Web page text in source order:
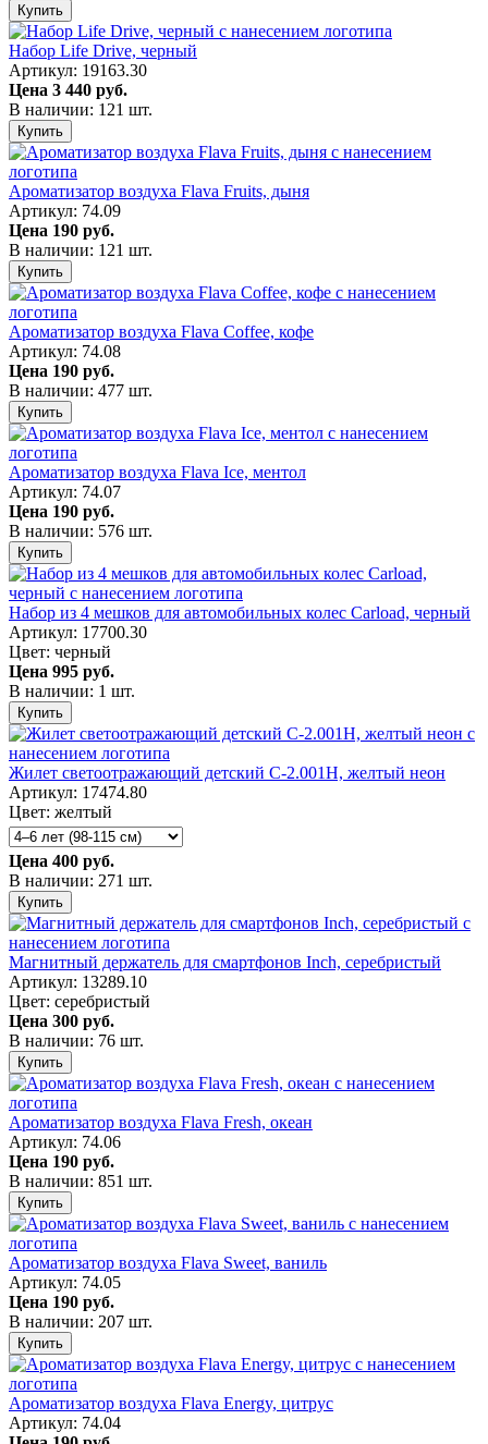
Купить
Набор Life Drive, черный
Артикул: 19163.30
Цена 3 440 руб.
В наличии: 121 шт.
Купить
Ароматизатор воздуха Flava Fruits, дыня
Артикул: 74.09
Цена 190 руб.
В наличии: 121 шт.
Купить
Ароматизатор воздуха Flava Coffee, кофе
Артикул: 74.08
Цена 190 руб.
В наличии: 477 шт.
Купить
Ароматизатор воздуха Flava Ice, ментол
Артикул: 74.07
Цена 190 руб.
В наличии: 576 шт.
Купить
Набор из 4 мешков для автомобильных колес Carload, черный
Артикул: 17700.30
Цвет: черный
Цена 995 руб.
В наличии: 1 шт.
Купить
Жилет светоотражающий детский С-2.001Н, желтый неон
Артикул: 17474.80
Цвет: желтый
Цена 400 руб.
В наличии: 271 шт.
Купить
Магнитный держатель для смартфонов Inch, серебристый
Артикул: 13289.10
Цвет: серебристый
Цена 300 руб.
В наличии: 76 шт.
Купить
Ароматизатор воздуха Flava Fresh, океан
Артикул: 74.06
Цена 190 руб.
В наличии: 851 шт.
Купить
Ароматизатор воздуха Flava Sweet, ваниль
Артикул: 74.05
Цена 190 руб.
В наличии: 207 шт.
Купить
Ароматизатор воздуха Flava Energy, цитрус
Артикул: 74.04